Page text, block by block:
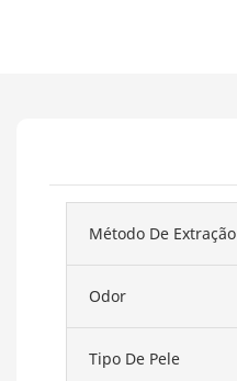
Método De Extração
Odor
Tipo De Pele